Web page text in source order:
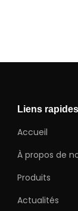
Liens rapides
Accueil
À propos de
Produits
Actualités